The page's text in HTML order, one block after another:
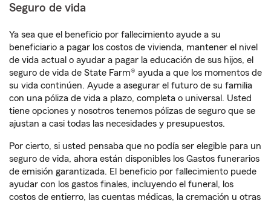
Seguro de vida
Ya sea que el beneficio por fallecimiento ayude a su
beneficiario a pagar los costos de vivienda, mantener el nivel
de vida actual o ayudar a pagar la educación de sus hijos, el
seguro de vida de State Farm® ayuda a que los momentos de
su vida continúen. Ayude a asegurar el futuro de su familia
con una póliza de vida a plazo, completa o universal. Usted
tiene opciones y nosotros tenemos pólizas de seguro que se
ajustan a casi todas las necesidades y presupuestos.
Por cierto, si usted pensaba que no podía ser elegible para un
seguro de vida, ahora están disponibles los Gastos funerarios
de emisión garantizada. El beneficio por fallecimiento puede
ayudar con los gastos finales, incluyendo el funeral, los
costos de entierro, las cuentas médicas, la cremación u otras